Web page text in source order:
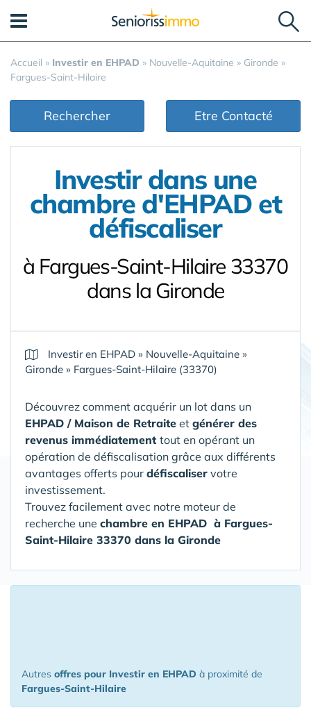
Accueil » Investir en EHPAD » Nouvelle-Aquitaine » Gironde »
Fargues-Saint-Hilaire
Rechercher Etre Contacté
Investir dans une
chambre d'EHPAD et
défiscaliser
à Fargues-Saint-Hilaire 33370
dans la Gironde
Investir en EHPAD » Nouvelle-Aquitaine »
Gironde » Fargues-Saint-Hilaire (33370)
Découvrez comment acquérir un lot dans un
EHPAD / Maison de Retraite et générer des
revenus immédiatement tout en opérant un
opération de défiscalisation grâce aux différents
avantages offerts pour défiscaliser votre
investissement.
Trouvez facilement avec notre moteur de
recherche une chambre en EHPAD à Fargues-
Saint-Hilaire 33370 dans la Gironde
Autres offres pour Investir en EHPAD à proximité de
Fargues-Saint-Hilaire